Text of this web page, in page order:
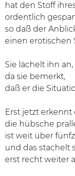
hat den Stoff
ordentlich
so daß der
einen erotischen
Sie lächelt ihn an,
da sie bemerkt,
daß er die
Erst jetzt erkennt
die hübsche
ist weit über
und das stachelt
erst recht weiter